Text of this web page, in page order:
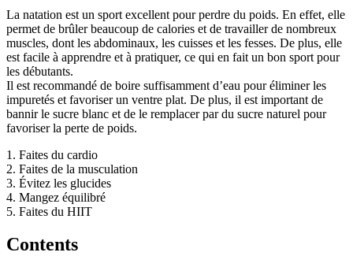
La natation est un sport excellent pour perdre du poids. En effet, elle
permet de brûler beaucoup de calories et de travailler de nombreux
muscles, dont les abdominaux, les cuisses et les fesses. De plus, elle
est facile à apprendre et à pratiquer, ce qui en fait un bon sport pour
les débutants.
Il est recommandé de boire suffisamment d’eau pour éliminer les
impuretés et favoriser un ventre plat. De plus, il est important de
bannir le sucre blanc et de le remplacer par du sucre naturel pour
favoriser la perte de poids.
1. Faites du cardio
2. Faites de la musculation
3. Évitez les glucides
4. Mangez équilibré
5. Faites du HIIT
Contents